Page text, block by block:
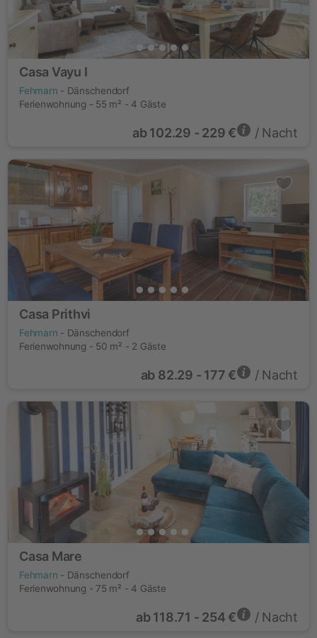
Casa Vayu I
Fehmarn - Dänschendorf
Ferienwohnung - 55 m² - 4 Gäste
ab102.29 - 229 € / Nacht
Casa Prithvi
Fehmarn - Dänschendorf
Ferienwohnung - 50 m² - 2 Gäste
ab 82.29 - 177 € / Nacht
Casa Mare
Fehmarn - Dänschendorf
Ferienwohnung - 75 m² - 4 Gäste
ab118.71 - 254 € / Nacht